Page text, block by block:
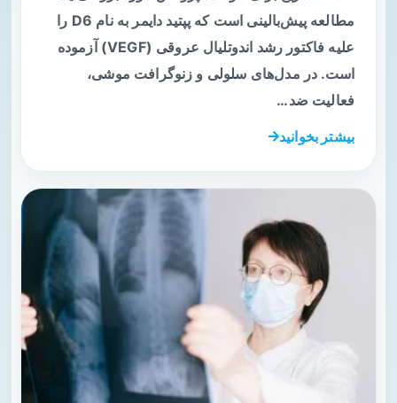
مطالعه پیش‌بالینی است که پپتید دایمر به نام D6 را
علیه فاکتور رشد اندوتلیال عروقی (VEGF) آزموده
است. در مدل‌های سلولی و زنوگرافت موشی،
فعالیت ضد…
بیشتر بخوانید